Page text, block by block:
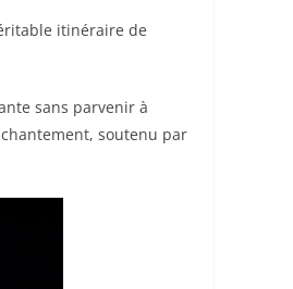
itinéraire de
sans parvenir à
soutenu par